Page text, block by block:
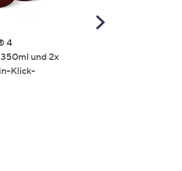
4
und 2x
Klick-
Scroll